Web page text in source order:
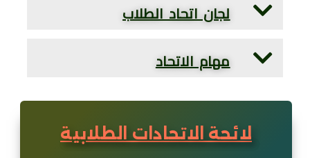
لجان اتحاد الطلاب
مهام الاتحاد
لائحة الاتحادات الطلابية